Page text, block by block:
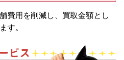
費用を削減し、買取金額とし
す。